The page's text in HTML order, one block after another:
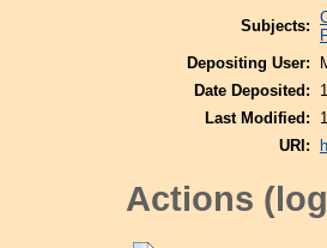
Subjects:
Depositing User:
Date Deposited:
Last Modified:
URI:
Actions